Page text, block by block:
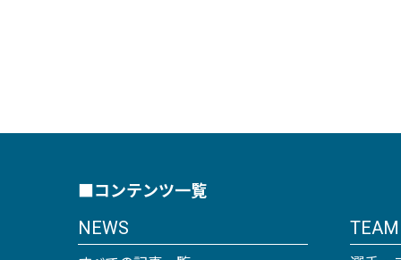
■コンテンツ一覧
NEWS
TEAM